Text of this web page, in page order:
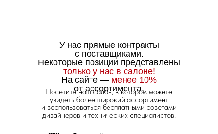
У нас прямые контракты
с поставщиками.
Некоторые позиции представлены
только у нас в салоне!
На сайте — менее 10%
от ассортимента.
Посетите наш салон, в котором можете
увидеть более широкий ассортимент
и воспользоваться бесплатными советами
дизайнеров и технических специалистов.